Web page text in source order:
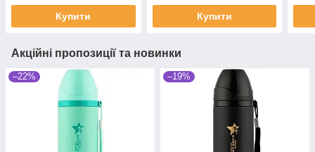
Купити Купити
Акційні пропозиції та новинки
–22% –19%